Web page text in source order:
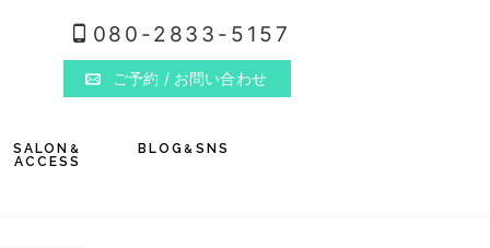
080-2833-5157
ご予約 / お問い合わせ
SALON &
ACCESS
BLOG & SNS